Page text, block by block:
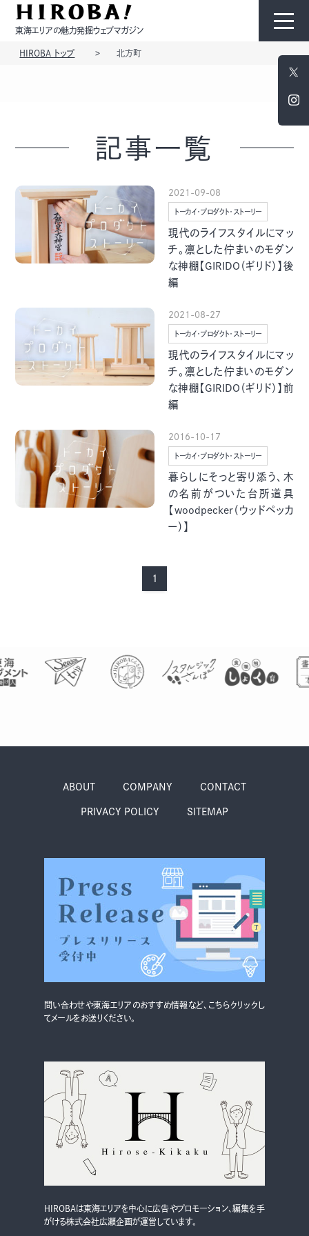
東海エリアの魅力発掘ウェブマガジン
モノ ひと
まち・スポット
スタッフ紹介
HIROBA トップ 北方町
記事一覧
2021-09-08
トーカイ・プロダクト・ストーリー
現代のライフスタイルにマッ
チ。凛とした佇まいのモダン
な神棚【GIRIDO（ギリド）】後
編
2021-08-27
トーカイ・プロダクト・ストーリー
現代のライフスタイルにマッ
チ。凛とした佇まいのモダン
な神棚【GIRIDO（ギリド）】前
編
2016-10-17
トーカイ・プロダクト・ストーリー
暮らしにそっと寄り添う、木
の名前がついた台所道具
【woodpecker（ウッドペッカ
ー）】
1
ABOUT COMPANY CONTACT
PRIVACY POLICY SITEMAP
問い合わせや東海エリアのおすすめ情報など、こちらクリックし
てメールをお送りください。
HIROBAは東海エリアを中心に広告やプロモーション、編集を手
がける株式会社広瀬企画が運営しています。